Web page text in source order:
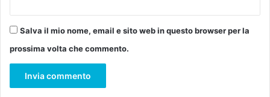
t
i
e
s
n
Salva il mio nome, email e sito web in questo browser per la
prossima volta che commento.